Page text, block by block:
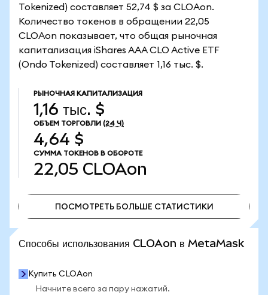
Tokenized) составляет 52,74 $ за CLOAon.
Количество токенов в обращении 22,05
CLOAon показывает, что общая рыночная
капитализация iShares AAA CLO Active ETF
(Ondo Tokenized) составляет 1,16 тыс. $.
РЫНОЧНАЯ КАПИТАЛИЗАЦИЯ
1,16 тыс. $
ОБЪЕМ ТОРГОВЛИ (24 Ч)
4,64 $
СУММА ТОКЕНОВ В ОБОРОТЕ
22,05 CLOAon
ПОСМОТРЕТЬ БОЛЬШЕ СТАТИСТИКИ
Способы использования CLOAon в MetaMask
Купить CLOAon
Начните всего за пару нажатий.